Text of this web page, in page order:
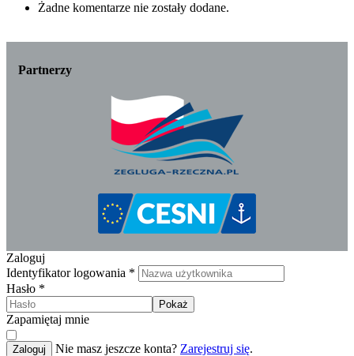
Żadne komentarze nie zostały dodane.
Partnerzy
Zaloguj
Identyfikator logowania *
Hasło *
Pokaż
Zapamiętaj mnie
Zaloguj Nie masz jeszcze konta? Zarejestruj się.